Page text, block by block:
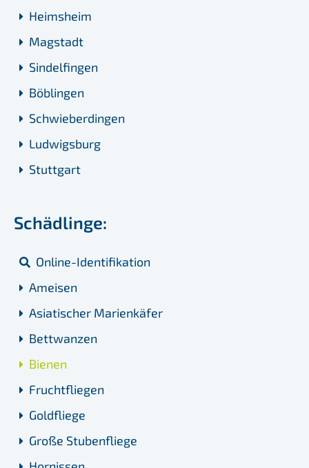
Heimsheim
Magstadt
Sindelfingen
Böblingen
Schwieberdingen
Ludwigsburg
Stuttgart
Schädlinge:
Online-Identifikation
Ameisen
Asiatischer Marienkäfer
Bettwanzen
Bienen
Fruchtfliegen
Goldfliege
Große Stubenfliege